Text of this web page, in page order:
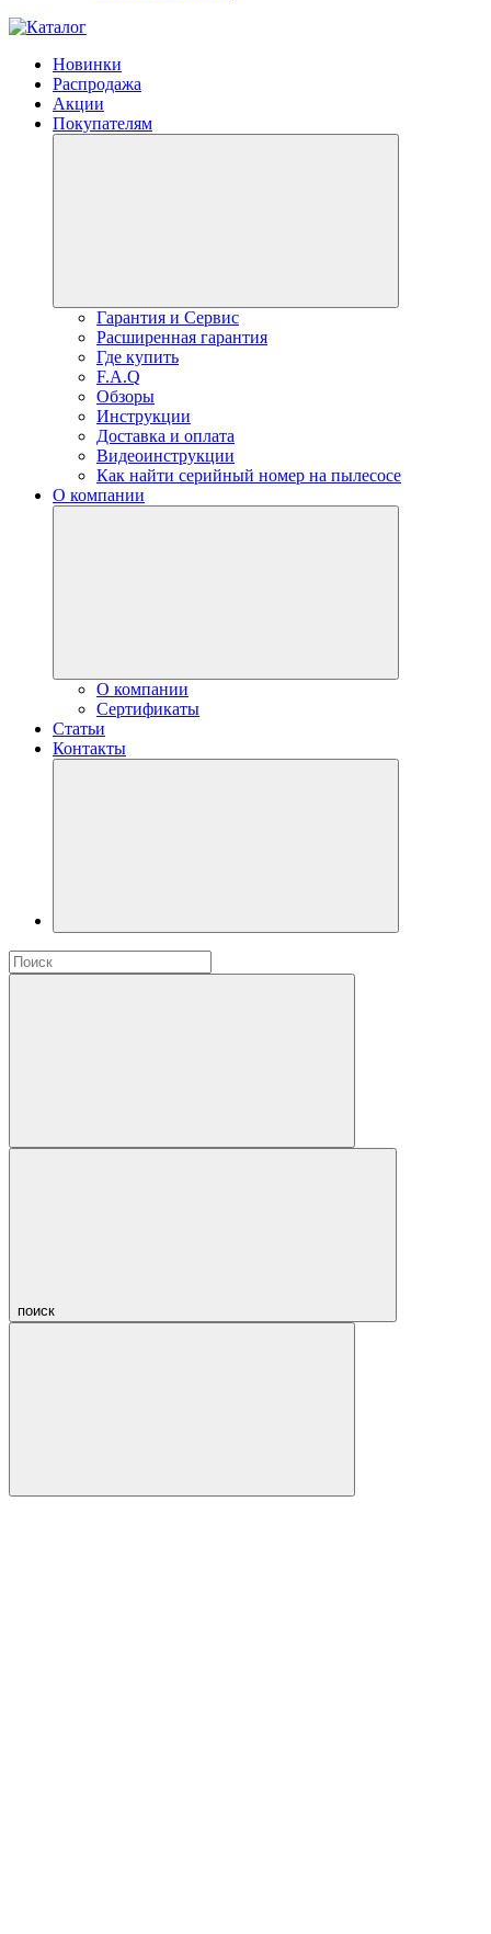
Новинки
Распродажа
Акции
Покупателям
Гарантия и Сервис
Расширенная гарантия
Где купить
F.A.Q
Обзоры
Инструкции
Доставка и оплата
Видеоинструкции
Как найти серийный номер на пылесосе
О компании
О компании
Сертификаты
Статьи
Контакты
поиск